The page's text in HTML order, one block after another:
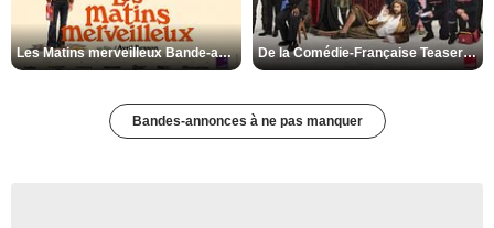
Les Matins merveilleux Bande-annonce VF De la Comédie-Française Teaser VF
Bandes-annonces à ne pas manquer